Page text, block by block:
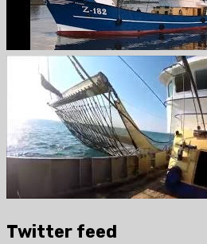
Twitter feed